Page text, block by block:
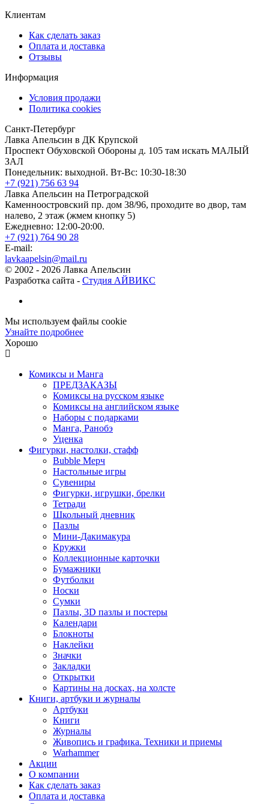
Клиентам
Как сделать заказ
Оплата и доставка
Отзывы
Информация
Условия продажи
Политика cookies
Санкт-Петербург
Лавка Апельсин в ДК Крупской
Проспект Обуховской Обороны д. 105 там искать МАЛЫЙ
ЗАЛ
Понедельник: выходной. Вт-Вс: 10:30-18:30
+7 (921) 756 63 94
Лавка Апельсин на Петроградской
Каменноостровский пр. дом 38/96, проходите во двор, там
налево, 2 этаж (жмем кнопку 5)
Ежедневно: 12:00-20:00.
+7 (921) 764 90 28
E-mail:
lavkaapelsin@mail.ru
© 2002 - 2026 Лавка Апельсин
Разработка сайта - Студия АЙВИКС
Мы используем файлы cookie
Узнайте подробнее
Хорошо
Комиксы и Манга
ПРЕДЗАКАЗЫ
Комиксы на русском языке
Комиксы на английском языке
Наборы с подарками
Манга, Ранобэ
Уценка
Фигурки, настолки, стафф
Bubble Мерч
Настольные игры
Сувениры
Фигурки, игрушки, брелки
Тетради
Школьный дневник
Пазлы
Мини-Дакимакура
Кружки
Коллекционные карточки
Бумажники
Футболки
Носки
Сумки
Пазлы, 3D пазлы и постеры
Календари
Блокноты
Наклейки
Значки
Закладки
Открытки
Картины на досках, на холсте
Книги, артбуки и журналы
Артбуки
Книги
Журналы
Живопись и графика. Техники и приемы
Warhammer
Акции
О компании
Как сделать заказ
Оплата и доставка